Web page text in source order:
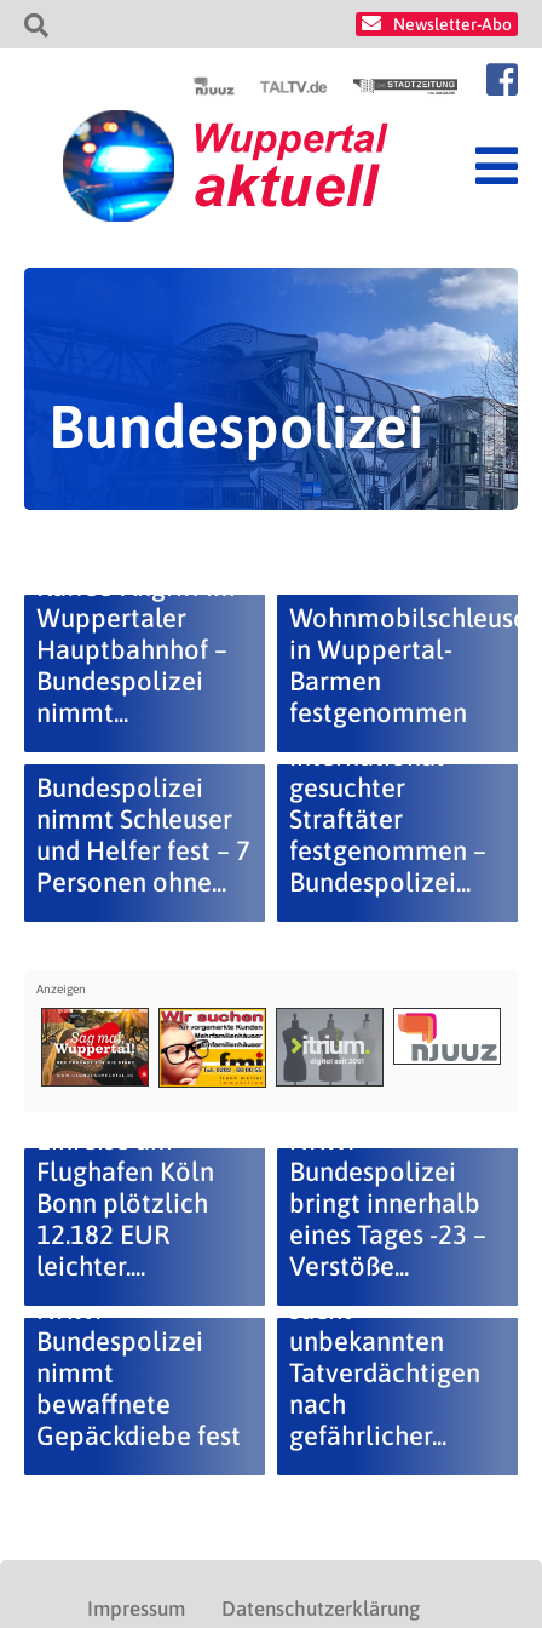
Newsletter-Abo
Bundespolizei
Wuppertaler
Hauptbahnhof –
Bundespolizei
nimmt...
Wohnmobilschleuser
in Wuppertal-
Barmen
festgenommen
Bundespolizei
nimmt Schleuser
und Helfer fest – 7
Personen ohne...
NRW:
International
gesuchter
Straftäter
festgenommen –
Bundespolizei...
Einreise am
Flughafen Köln
Bonn plötzlich
12.182 EUR
leichter....
NRW:
Bundespolizei
bringt innerhalb
eines Tages -23 –
Verstöße...
NRW:
Bundespolizei
nimmt
bewaffnete
Gepäckdiebe fest
Bundespolizei
sucht
unbekannten
Tatverdächtigen
nach
gefährlicher...
Impressum Datenschutzerklärung